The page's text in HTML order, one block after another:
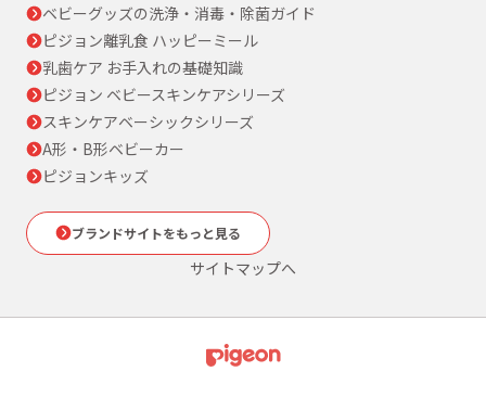
ベビーグッズの洗浄・消毒・除菌ガイド
ピジョン離乳食 ハッピーミール
乳歯ケア お手入れの基礎知識
ピジョン ベビースキンケアシリーズ
スキンケアベーシックシリーズ
A形・B形ベビーカー
ピジョンキッズ
ブランドサイトをもっと見る
サイトマップへ